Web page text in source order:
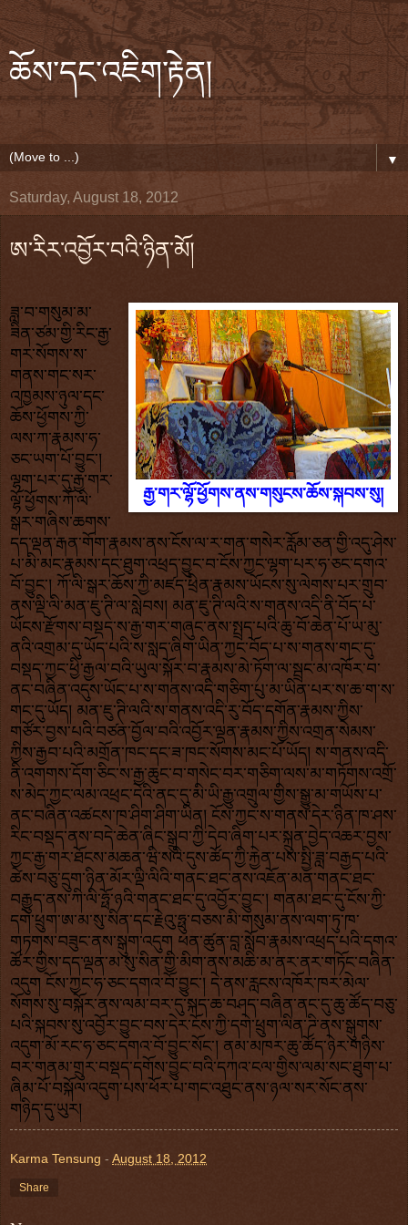
ཆོས་དང་འཇིག་རྟེན།
▼
Saturday, August 18, 2012
ཨ་རིར་འབྱོར་བའི་ཉིན་མོ།
རྒྱ་གར་ལྷོ་ཕྱོགས་ནས་གསུངས་ཆོས་སྐབས་སུ།
ཟླ་བ་གསུམ་མ་
ཟིན་ཙམ་གྱི་རིང་རྒྱ་
གར་སོགས་ས་
གནས་གང་སར་
འཁྱམས་ཉུལ་དང་
ཆོས་ཕྱོགས་ཀྱི་
ལས་ཀ་རྣམས་ཧ་
ཅང་ཡག་པོ་བྱུང་།
ལྷག་པར་དུ་རྒྱ་གར་
ལྷོ་ཕྱོགས་ཀོ་ལི་
སྒར་གཞིས་ཆགས་
དད་ལྡན་རྒན་གོག་རྣམས་ནས་ངོས་ལ་ར་གན་གསེར་རློམ་ཅན་གྱི་འདུ་ཤེས་
པ་མི་མང་རྣམས་དང་ཐུག་འཕྲད་བྱུང་བ་ངོས་ཀྱང་ལྷག་པར་ཧ་ཅང་དགའ་
བོ་བྱུང་། ཀོ་ལི་སྒར་ཆོས་ཀྱི་མཛད་ཕྲིན་རྣམས་ཡོངས་སུ་ལེགས་པར་གྲུབ་
ནས་ལྡི་ལི་མན་ཇུ་ཊི་ལ་སླེབས། མན་ཇུ་ཊི་ལའི་ས་གནས་འདི་ནི་བོད་པ་
ཡོངས་རྫོགས་བསྡད་ས་རྒྱ་གར་གཞུང་ནས་སྤྲད་པའི་ཆུ་བོ་ཆེན་པོ་ཡ་མུ་
ནའི་འགྲམ་དུ་ཡོད་པའི་ས་སླད་ཞིག་ཡིན་ཀྱང་བོད་པ་ས་གནས་གང་དུ་
བསྡད་ཀྱང་ཕྱི་རྒྱལ་བའི་ཡུལ་སྐོར་བ་རྣམས་མེ་ཏོག་ལ་སྦྲང་མ་འཁོར་བ་
ནང་བཞིན་འདུས་ཡོང་པ་ས་གནས་འདི་གཅིག་པུ་མ་ཡིན་པར་ས་ཆ་ག་ས་
གང་དུ་ཡོད། མན་ཇུ་ཊི་ལའི་ས་གནས་འདི་རུ་བོད་དགོན་རྣམས་ཀྱིས་
གཙོར་བྱས་པའི་བཙན་བྱོལ་བའི་འབྱོར་ལྡན་རྣམས་ཀྱིས་འགྲན་སེམས་
ཀྱིས་རྒྱབ་པའི་མགྲོན་ཁང་དང་ཟ་ཁང་སོགས་མང་པོ་ཡོད། ས་གནས་འདི་
ནི་འགགས་དོག་ཅིང་ས་རྒྱ་ཆུང་བ་གསེང་བར་གཅིག་ལས་མ་གཏོགས་འགྲོ་
ས་མེད་ཀྱང་ལམ་འཕྲང་དེའི་ནང་དུ་མི་ཡི་རྒྱུ་འགྲུལ་གྱིས་སྒྱུ་མ་གཡོས་པ་
ནང་བཞིན་འཚངས་ཁ་ཤིག་ཤིག་ཡིན། ངོས་ཀྱང་ས་གནས་དེར་ཉིན་ཁ་ཤས་
རིང་བསྡད་ནས་བདེ་ཆེན་ཞིང་སྒྲུབ་ཀྱི་དེབ་ཞིག་པར་སྐྲུན་བྱེད་འཆར་བྱས་
ཀྱང་རྒྱ་གར་ཐོངས་མཆན་ཝི་སའི་དུས་ཚོད་ཀྱི་རྐྱེན་པས་སྤྱི་ཟླ་བརྒྱད་པའི་
ཚེས་བཅུ་དྲུག་ཉིན་མོར་ལྡི་ལིའི་གནང་ཐང་ནས་འཇོན་མན་གནང་ཐང་
བརྒྱུད་ནས་ཀི་ལི་ཧྥོ་ཉའི་གནང་ཐང་དུ་འབྱོར་བྱུང་། གནམ་ཐང་དུ་ངོས་ཀྱི་
དགེ་ཕྲུག་ཨ་མ་སུ་སིན་དང་རྗེའུ་ཧྥུ་བཅས་མི་གསུམ་ནས་ལག་ཏུ་ཁ་
གཏགས་བཟུང་ནས་སྒུག་འདུག ཕན་ཚུན་བླ་སློབ་རྣམས་འཕྲད་པའི་དགའ་
ཚོར་གྱིས་དད་ལྡན་མ་སུ་སིན་གྱི་མིག་ནས་མཆི་མ་ནར་ནར་གཏོང་བཞིན་
འདུག ངོས་ཀྱང་ཧ་ཅང་དགའ་བོ་བྱུང་། དེ་ནས་རླངས་འཁོར་ཁར་མེལ་
སོགས་སུ་བསྐོར་ནས་ལམ་བར་དུ་སྐད་ཆ་བཤད་བཞིན་ནང་དུ་ཆུ་ཚོད་བཅུ་
པའི་སྐབས་སུ་འབྱོར་བྱུང་བས་དེར་ངོས་ཀྱི་དགེ་ཕྲུག་ལིན་ཌི་ནས་སྒུགས་
འདུག་མོ་རང་ཧ་ཅང་དགའ་བོ་བྱུང་སོང་། ནམ་མཁར་ཆུ་ཚོད་ཉེར་གཉིས་
བར་གནམ་གྲུར་བསྡད་དགོས་བྱུང་བའི་དཀའ་ངལ་གྱིས་ལམ་སང་ཐུག་པ་
ཞིམ་པོ་བསྐོལ་འདུག་པས་ཕོར་པ་གང་འཐུང་ནས་ཉལ་སར་སོང་ནས་
གཉིད་དུ་ཡུར།
Karma Tensung - August 18, 2012
Share